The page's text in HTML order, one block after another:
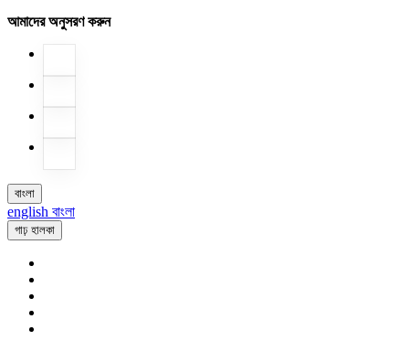
আমাদের অনুসরণ করুন
বাংলা
english বাংলা
গাঢ় হালকা